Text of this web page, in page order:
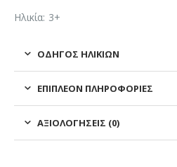
Ηλικία: 3+
ΟΔΗΓΌΣ ΗΛΙΚΙΏΝ
ΕΠΙΠΛΈΟΝ ΠΛΗΡΟΦΟΡΊΕΣ
ΑΞΙΟΛΟΓΉΣΕΙΣ (0)